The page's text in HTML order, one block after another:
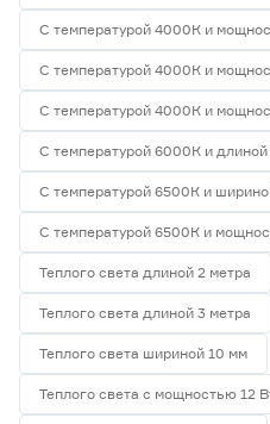
С температурой 4000К и
С температурой 4000К и
С температурой 4000К и
С температурой 6000К и длиной
С температурой 6500К и
С температурой 6500К и
Теплого света длиной 2 метра
Теплого света длиной 3 метра
Теплого света шириной 10 мм
Теплого света с мощностью 12